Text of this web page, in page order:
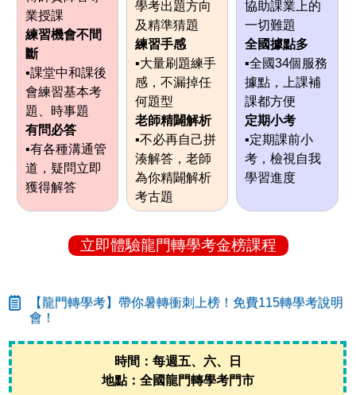
業授課
練習機會不間
斷
▪課堂中和課後
會練習基本考
題、時事題
有問必答
▪有各種溝通管
道，疑問立即
獲得解答
學考出題方向
及精準猜題
練習手感
▪大量刷題練手
感，不漏掉任
何題型
老師精闢解析
▪不必再自己拼
湊解答，老師
為你精闢解析
考古題
協助課業上的
一切難題
全國據點多
▪全國34個服務
據點，上課補
課都方便
定期小考
▪定期課前小
考，檢視自我
學習進度
立即體驗龍門轉學考金榜課程
【龍門轉學考】帶你暑轉衝刺上榜！免費115轉學考說明
會！
時間：每週五、六、日
地點：全國龍門轉學考門市